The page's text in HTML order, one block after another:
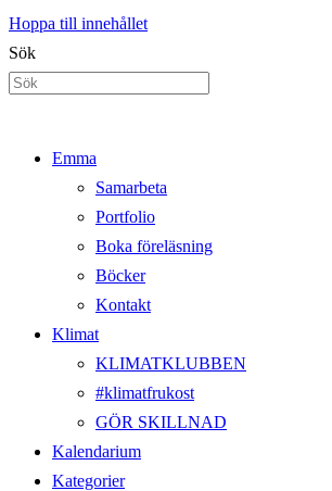
Hoppa till innehållet
Sök
Emma
Samarbeta
Portfolio
Boka föreläsning
Böcker
Kontakt
Klimat
KLIMATKLUBBEN
#klimatfrukost
GÖR SKILLNAD
Kalendarium
Kategorier